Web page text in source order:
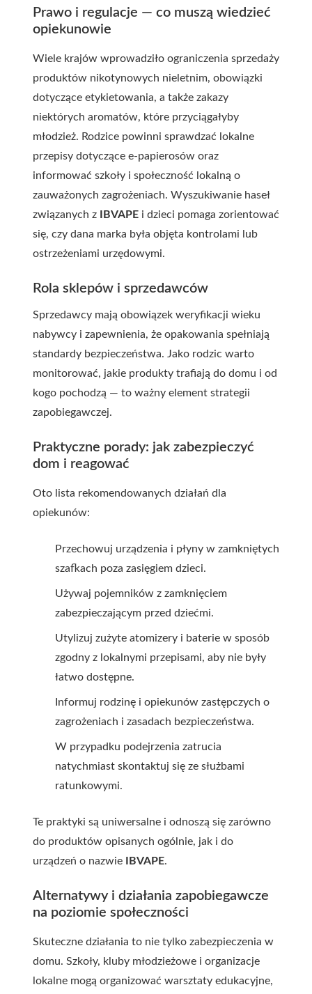
Prawo i regulacje — co muszą wiedzieć
opiekunowie
Wiele krajów wprowadziło ograniczenia sprzedaży
produktów nikotynowych nieletnim, obowiązki
dotyczące etykietowania, a także zakazy
niektórych aromatów, które przyciągałyby
młodzież. Rodzice powinni sprawdzać lokalne
przepisy dotyczące e-papierosów oraz
informować szkoły i społeczność lokalną o
zauważonych zagrożeniach. Wyszukiwanie haseł
związanych z
IBVAPE i dzieci pomaga zorientować
się, czy dana marka była objęta kontrolami lub
ostrzeżeniami urzędowymi.
Rola sklepów i sprzedawców
Sprzedawcy mają obowiązek weryfikacji wieku
nabywcy i zapewnienia, że opakowania spełniają
standardy bezpieczeństwa. Jako rodzic warto
monitorować, jakie produkty trafiają do domu i od
kogo pochodzą — to ważny element strategii
zapobiegawczej.
Praktyczne porady: jak zabezpieczyć
dom i reagować
Oto lista rekomendowanych działań dla
opiekunów:
Przechowuj urządzenia i płyny w zamkniętych
szafkach poza zasięgiem dzieci.
Używaj pojemników z zamknięciem
zabezpieczającym przed dziećmi.
Utylizuj zużyte atomizery i baterie w sposób
zgodny z lokalnymi przepisami, aby nie były
łatwo dostępne.
Informuj rodzinę i opiekunów zastępczych o
zagrożeniach i zasadach bezpieczeństwa.
W przypadku podejrzenia zatrucia
natychmiast skontaktuj się ze służbami
ratunkowymi.
Te praktyki są uniwersalne i odnoszą się zarówno
do produktów opisanych ogólnie, jak i do
urządzeń o nazwie
IBVAPE.
Alternatywy i działania zapobiegawcze
na poziomie społeczności
Skuteczne działania to nie tylko zabezpieczenia w
domu. Szkoły, kluby młodzieżowe i organizacje
lokalne mogą organizować warsztaty edukacyjne,